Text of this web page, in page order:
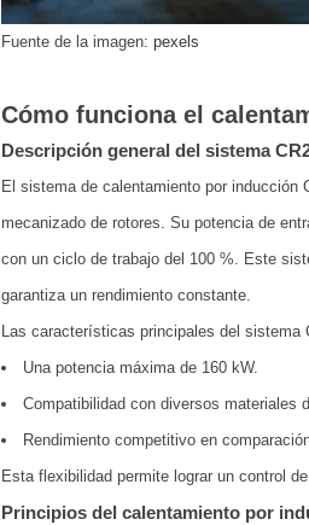
Fuente de la imagen: pexels
Cómo funciona el
Descripción general del sistema
El sistema de calentamiento por inducción
mecanizado de rotores. Su potencia de
con un ciclo de trabajo del 100 %. Este
garantiza un rendimiento constante.
Las características principales del sistema
Una potencia máxima de 160 kW.
Compatibilidad con diversos materiales
Rendimiento competitivo en
Esta flexibilidad permite lograr un control
Principios del calentamiento por